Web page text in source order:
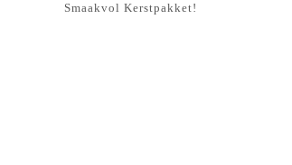
Smaakvol Kerstpakket!